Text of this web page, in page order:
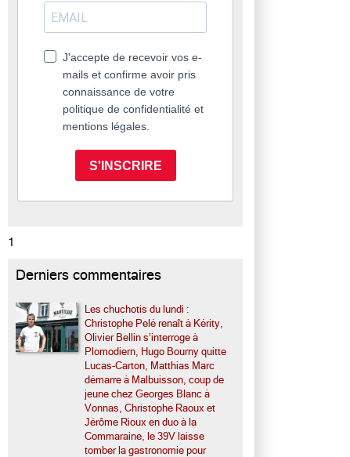
J'accepte de recevoir vos e-
mails et confirme avoir pris
connaissance de votre
politique de confidentialité et
mentions légales.
S'INSCRIRE
1
Derniers commentaires
Les chuchotis du lundi :
Christophe Pelé renaît à Kérity,
Olivier Bellin s’interroge à
Plomodiern, Hugo Bourny quitte
Lucas-Carton, Matthias Marc
démarre à Malbuisson, coup de
jeune chez Georges Blanc à
Vonnas, Christophe Raoux et
Jérôme Rioux en duo à la
Commaraine, le 39V laisse
tomber la gastronomie pour